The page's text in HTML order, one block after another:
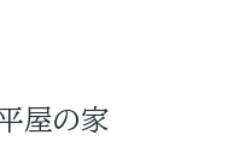
屋の家